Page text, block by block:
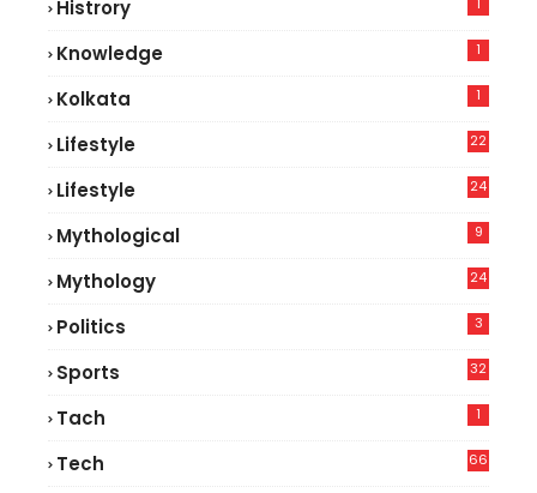
Histrory
Knowledge 1
Kolkata 1
Lifestyle
22
Lifestyle
24
Mythological 9
Mythology 24
Politics 3
Sports 32
Tach 1
Tech
66